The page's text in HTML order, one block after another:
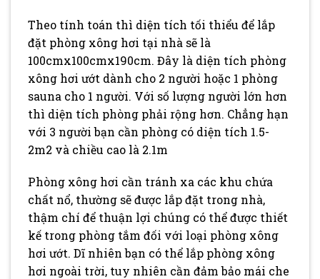
Theo tính toán thì diện tích tối thiểu để lắp
đặt phòng xông hơi tại nhà sẽ là
100cmx100cmx190cm. Đây là diện tích phòng
xông hơi ướt dành cho 2 người hoặc 1 phòng
sauna cho 1 người. Với số lượng người lớn hơn
thì diện tích phòng phải rộng hơn. Chẳng hạn
với 3 người bạn cần phòng có diện tích 1.5-
2m2 và chiều cao là 2.1m
Phòng xông hơi cần tránh xa các khu chứa
chất nổ, thường sẽ được lắp đặt trong nhà,
thậm chí để thuận lợi chúng có thể được thiết
kế trong phòng tắm đối với loại phòng xông
hơi ướt. Dĩ nhiên bạn có thể lắp phòng xông
hơi ngoài trời, tuy nhiên cần đảm bảo mái che